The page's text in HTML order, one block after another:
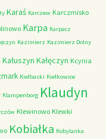
Karaś Karczew Karczmisko
Karpa Karpacz
Kazimierz Kazimierz Dolny
Kałuszyn Kałęczyn Kcynia
Kiełbaski Kiełkowice
Klampenborg Klaudyn
Klewinowo Klewki
Kobiałka Kobylanka